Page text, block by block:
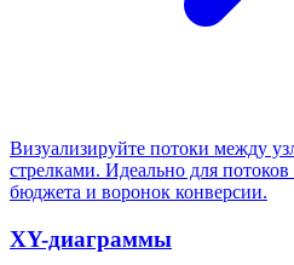
Визуализируйте потоки между
стрелками. Идеально для
бюджета и воронок конверсии.
XY-диаграммы